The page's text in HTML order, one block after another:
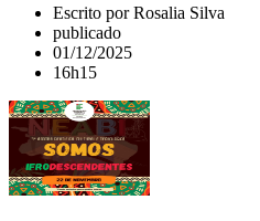
Escrito por Rosalia Silva
publicado
01/12/2025
16h15